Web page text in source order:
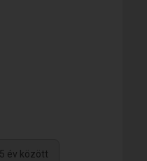
év között